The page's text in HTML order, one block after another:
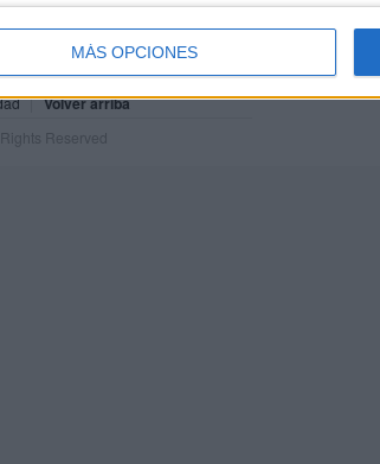
MÁS OPCIONES
Volver arriba
Reserved